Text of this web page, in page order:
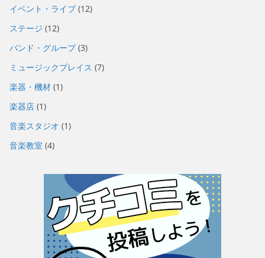
イベント・ライブ (12)
ステージ (12)
バンド・グループ(3)
ミュージックプレイス (7)
楽器・機材 (1)
楽器店 (1)
音楽スタジオ (1)
音楽教室 (4)